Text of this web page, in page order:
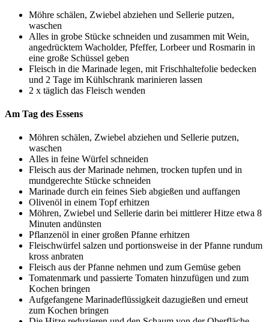
Möhre schälen, Zwiebel abziehen und Sellerie putzen,
waschen
Alles in grobe Stücke schneiden und zusammen mit Wein,
angedrücktem Wacholder, Pfeffer, Lorbeer und Rosmarin in
eine große Schüssel geben
Fleisch in die Marinade legen, mit Frischhaltefolie bedecken
und 2 Tage im Kühlschrank marinieren lassen
2 x täglich das Fleisch wenden
Am Tag des Essens
Möhren schälen, Zwiebel abziehen und Sellerie putzen,
waschen
Alles in feine Würfel schneiden
Fleisch aus der Marinade nehmen, trocken tupfen und in
mundgerechte Stücke schneiden
Marinade durch ein feines Sieb abgießen und auffangen
Olivenöl in einem Topf erhitzen
Möhren, Zwiebel und Sellerie darin bei mittlerer Hitze etwa 8
Minuten andünsten
Pflanzenöl in einer großen Pfanne erhitzen
Fleischwürfel salzen und portionsweise in der Pfanne rundum
kross anbraten
Fleisch aus der Pfanne nehmen und zum Gemüse geben
Tomatenmark und passierte Tomaten hinzufügen und zum
Kochen bringen
Aufgefangene Marinadeflüssigkeit dazugießen und erneut
zum Kochen bringen